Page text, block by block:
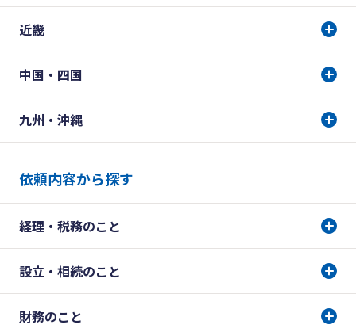
近畿
中国・四国
九州・沖縄
依頼内容から探す
経理・税務のこと
設立・相続のこと
財務のこと